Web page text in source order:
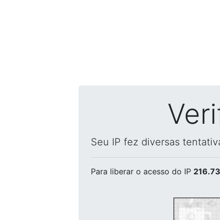
Seu IP fez diversas
Para liberar o acesso do IP